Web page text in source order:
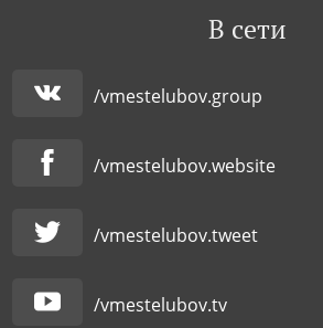
В сети
/vmestelubov.group
/vmestelubov.website
/vmestelubov.tweet
/vmestelubov.tv